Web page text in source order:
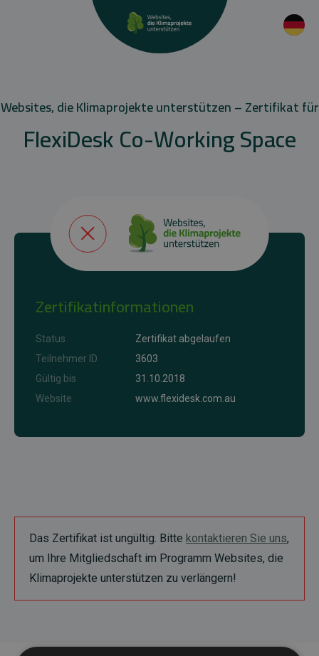
Websites, die Klimaprojekte unterstützen – Zertifikat für
FlexiDesk Co-Working Space
Zertifikatinformationen
Status
Zertifikat abgelaufen
Teilnehmer ID
3603
Gültig bis
31.10.2018
Website
www.flexidesk.com.au
Das Zertifikat ist ungültig. Bitte kontaktieren Sie uns,
um Ihre Mitgliedschaft im Programm Websites, die
Klimaprojekte unterstützen zu verlängern!